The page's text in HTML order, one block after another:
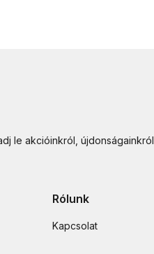
le akcióinkról, újdonságainkról
Rólunk
Kapcsolat